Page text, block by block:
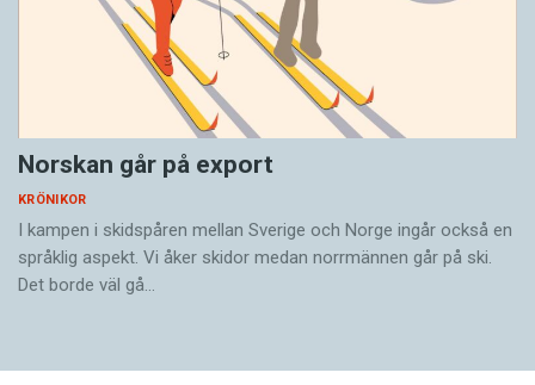
Norskan går på export
KRÖNIKOR
I kampen i skidspåren ­mellan Sverige och Norge ingår också en
språklig aspekt. Vi åker skidor medan norrmännen går på ski.
Det borde väl gå…